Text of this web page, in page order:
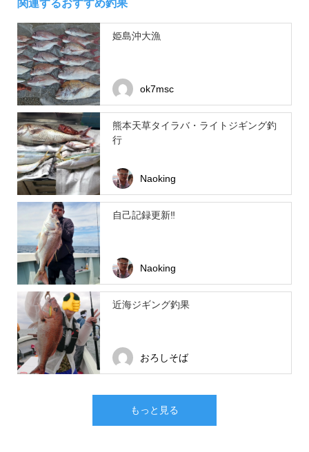
姫島沖大漁
ok7msc
熊本天草タイラバ・ライトジギング釣
行
Naoking
自己記録更新‼️
Naoking
近海ジギング釣果
おろしそば
もっと見る